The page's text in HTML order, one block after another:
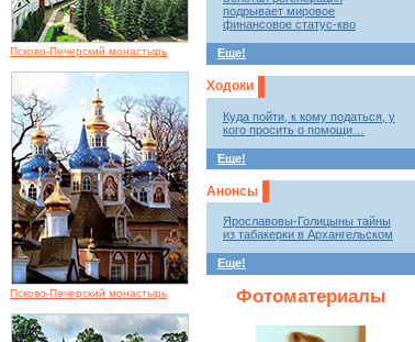
Псково-Печерский монастырь
Псково-Печерский монастырь
подрывает мировое
финансовое статус-кво
Еще!
Ходоки
Куда пойти, к кому податься, у
кого просить о помощи…
Еще!
Анонсы
Ярославовы-Голицыны тайны
из табакерки в Архангельском
Еще!
Фотоматериалы